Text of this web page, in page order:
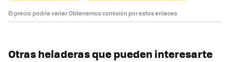
El precio podría variar. Obtenemos comisión por estos enlaces
Otras heladeras que pueden interesarte